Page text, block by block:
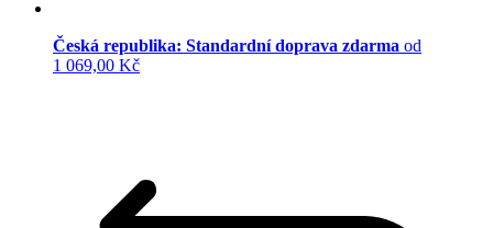
Česká republika: Standardní doprava zdarma od
1 069,00 Kč